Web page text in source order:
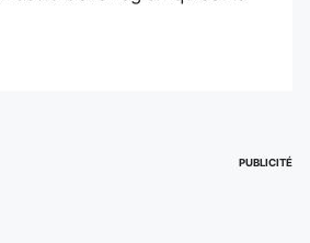
PUBLICITÉ